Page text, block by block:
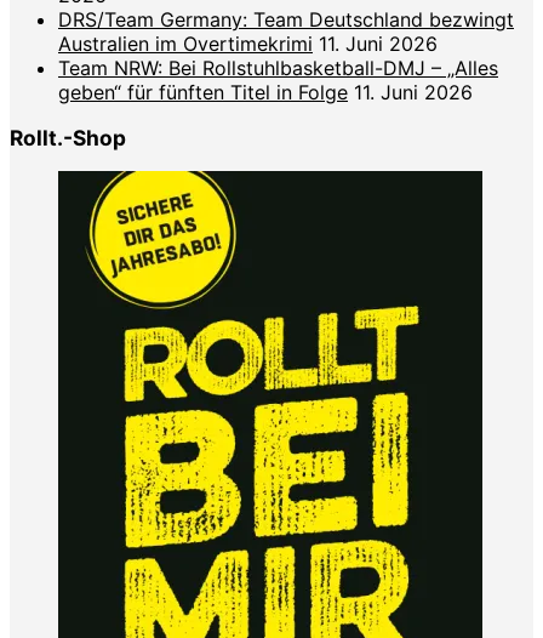
DRS/Team Germany: Team Deutschland bezwingt
Australien im Overtimekrimi 11. Juni 2026
Team NRW: Bei Rollstuhlbasketball-DMJ – „Alles
geben“ für fünften Titel in Folge 11. Juni 2026
Rollt.-Shop